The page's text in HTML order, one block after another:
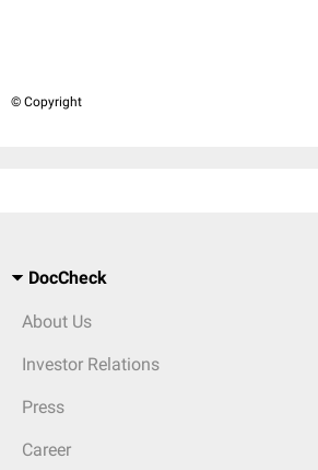
© Copyright
DocCheck
About Us
Investor Relations
Press
Career